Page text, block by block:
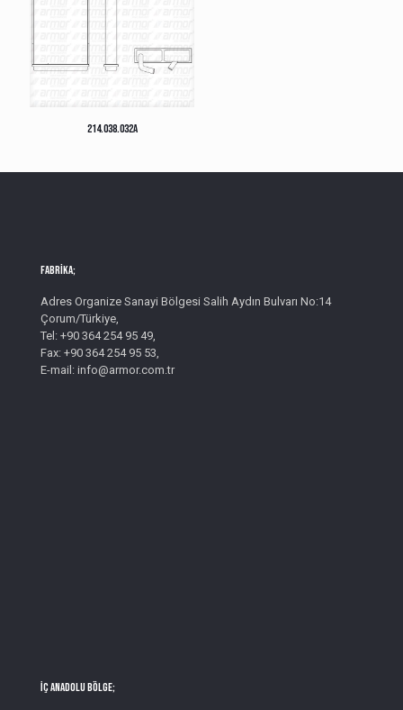
214.038.032A
Fabrika;
Adres Organize Sanayi Bölgesi Salih Aydın Bulvarı No:14
Çorum/Türkiye,
Tel: +90 364 254 95 49,
Fax: +90 364 254 95 53,
E-mail: info@armor.com.tr
İç Anadolu Bölge;